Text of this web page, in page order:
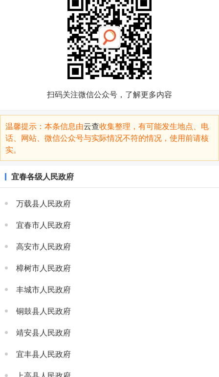
扫码关注微信公众号，了解更多内容
温馨提示：本条信息由云查收集整理，有可能发生地点、电
话、网站、微信公众号与实际情况不符的情况，使用前请核
实。
宜春各级人民政府
万载县人民政府
宜春市人民政府
高安市人民政府
樟树市人民政府
丰城市人民政府
铜鼓县人民政府
靖安县人民政府
宜丰县人民政府